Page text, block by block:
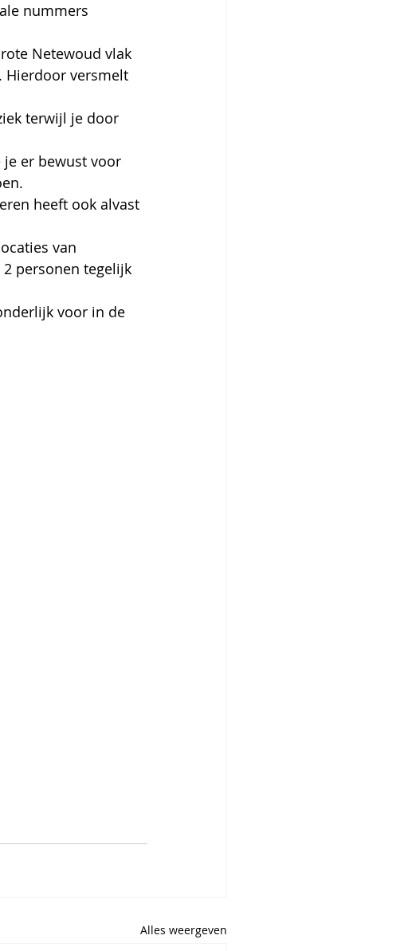
nummers
Netewoud vlak
Hierdoor versmelt
terwijl je door
je er bewust voor
heeft ook alvast
van
personen tegelijk
voor in de
Alles weergeven